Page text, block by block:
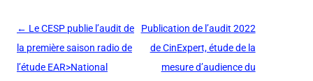
Navigation
des
articles
← Le CESP publie l’audit de
la première saison radio de
l’étude EAR>National
Publication de l’audit 2022
de CinExpert, étude de la
mesure d’audience du